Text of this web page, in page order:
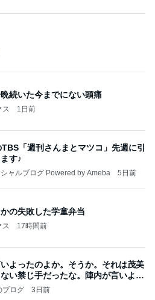
続いた今までにない頭痛
ス 1日前
「週刊さんまとマツコ」先週に引
す♪
ャルブログ Powered by Ameba 5日前
の失敗した学童弁当
ス 17時間前
よったのよか。そうか。それは茂美
い禁じ手だったな。陣内が言いよる
ブログ 3日前